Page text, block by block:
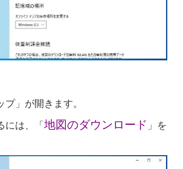
プ」が開きます。
には、「 地図のダウンロード 」を